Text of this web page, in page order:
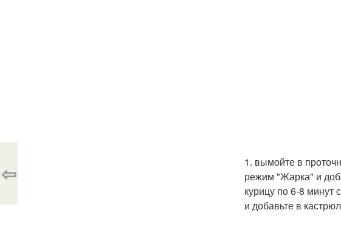
1. вымойте в
режим "Жарка" и
курицу по 6-8 минут
и добавьте в
⇦